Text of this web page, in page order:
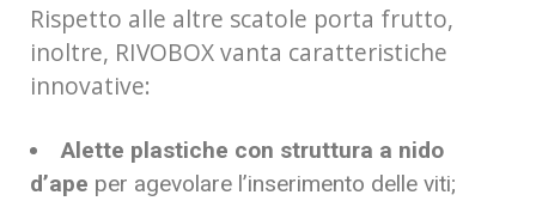
Rispetto alle altre scatole porta frutto,
inoltre, RIVOBOX vanta caratteristiche
innovative:
Alette plastiche con struttura a nido
d’ape per agevolare l’inserimento delle viti;